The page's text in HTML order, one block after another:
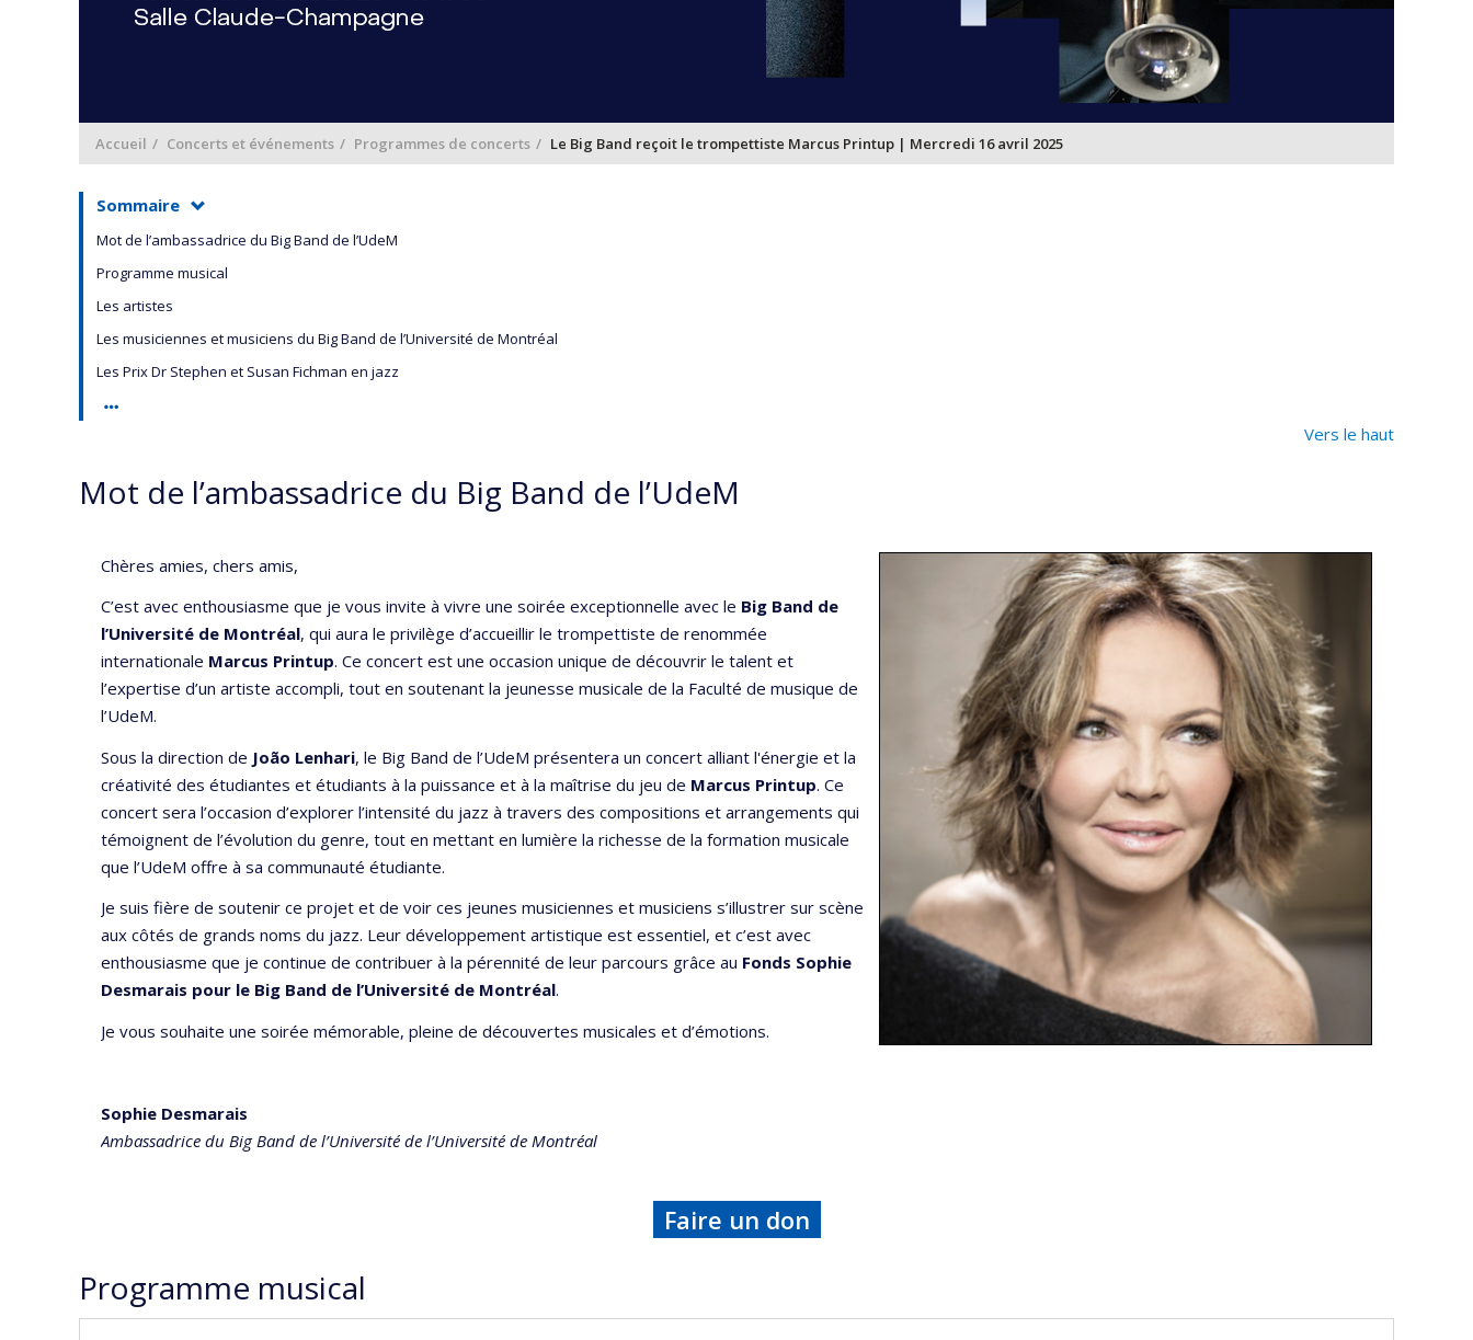
Accueil Concerts et événements Programmes de concerts Le Big Band reçoit le trompettiste Marcus Printup | Mercredi 16 avril 2025
Sommaire
Mot de l’ambassadrice du Big Band de l’UdeM
Programme musical
Les artistes
Les musiciennes et musiciens du Big Band de l’Université de Montréal
Les Prix Dr Stephen et Susan Fichman en jazz
Vers le haut
Mot de l’ambassadrice du Big Band de l’UdeM
Chères amies, chers amis,
C’est avec enthousiasme que je vous invite à vivre une soirée exceptionnelle avec le Big Band de
l’Université de Montréal, qui aura le privilège d’accueillir le trompettiste de renommée
internationale Marcus Printup. Ce concert est une occasion unique de découvrir le talent et
l’expertise d’un artiste accompli, tout en soutenant la jeunesse musicale de la Faculté de musique de
l’UdeM.
Sous la direction de João Lenhari, le Big Band de l’UdeM présentera un concert alliant l'énergie et la
créativité des étudiantes et étudiants à la puissance et à la maîtrise du jeu de Marcus Printup. Ce
concert sera l’occasion d’explorer l’intensité du jazz à travers des compositions et arrangements qui
témoignent de l’évolution du genre, tout en mettant en lumière la richesse de la formation musicale
que l’UdeM offre à sa communauté étudiante.
Je suis fière de soutenir ce projet et de voir ces jeunes musiciennes et musiciens s’illustrer sur scène
aux côtés de grands noms du jazz. Leur développement artistique est essentiel, et c’est avec
enthousiasme que je continue de contribuer à la pérennité de leur parcours grâce au Fonds Sophie
Desmarais pour le Big Band de l’Université de Montréal.
Je vous souhaite une soirée mémorable, pleine de découvertes musicales et d’émotions.
Sophie Desmarais
Ambassadrice du Big Band de l’Université de l’Université de Montréal
Faire un don
Programme musical